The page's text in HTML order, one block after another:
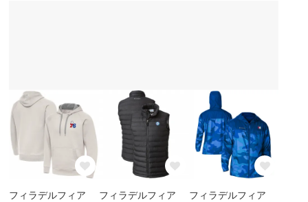
フィラデルフィア
フィラデルフィア
フィラデルフィア